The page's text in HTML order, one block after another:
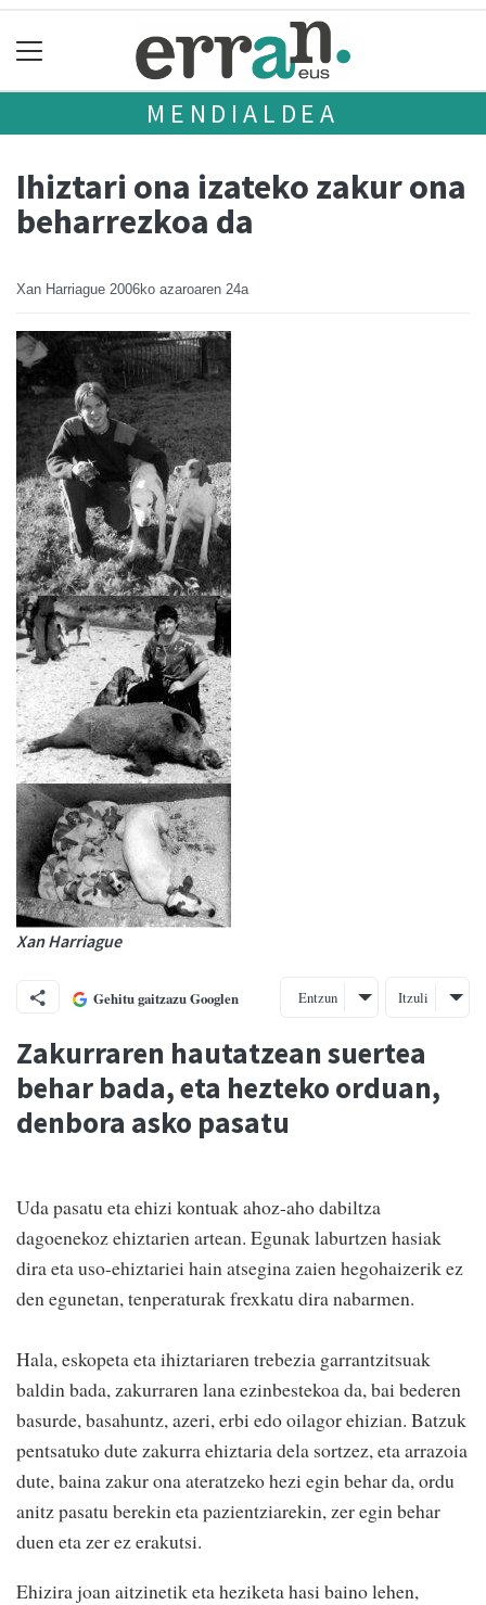
MENDIALDEA
Ihiztari ona izateko zakur ona
beharrezkoa da
Xan Harriague 2006ko azaroaren 24a
Xan Harriague
Gehitu gaitzazu Googlen Entzun Itzuli
Zakurraren hautatzean suertea
behar bada, eta hezteko orduan,
denbora asko pasatu
Uda pasatu eta ehizi kontuak ahoz-aho dabiltza
dagoenekoz ehiztarien artean. Egunak laburtzen hasiak
dira eta uso-ehiztariei hain atsegina zaien hegohaizerik ez
den egunetan, tenperaturak frexkatu dira nabarmen.
Hala, eskopeta eta ihiztariaren trebezia garrantzitsuak
baldin bada, zakurraren lana ezinbestekoa da, bai bederen
basurde, basahuntz, azeri, erbi edo oilagor ehizian. Batzuk
pentsatuko dute zakurra ehiztaria dela sortzez, eta arrazoia
dute, baina zakur ona ateratzeko hezi egin behar da, ordu
anitz pasatu berekin eta pazientziarekin, zer egin behar
duen eta zer ez erakutsi.
Ehizira joan aitzinetik eta heziketa hasi baino lehen,